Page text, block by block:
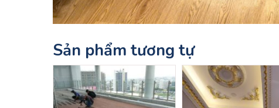
Sản phẩm tương tự